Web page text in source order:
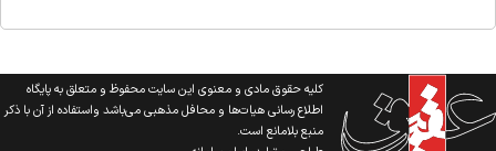
کلیه حقوق مادی و معنوی این سایت محفوظ و متعلق به پایگاه
اطلاع رسانی هیات‌ها و محافل مذهبی می‌باشد واستفاده از آن با ذکر
منبع بلامانع است.